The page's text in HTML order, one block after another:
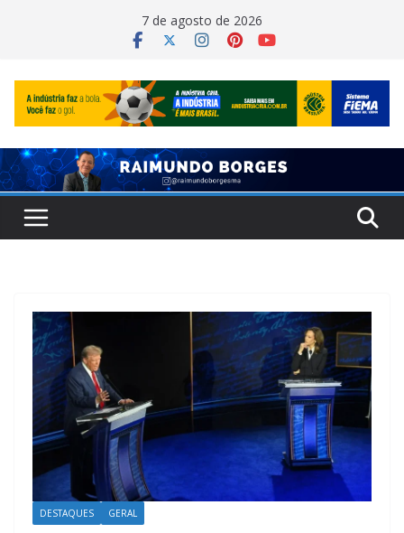
7 de agosto de 2026
DESTAQUES GERAL